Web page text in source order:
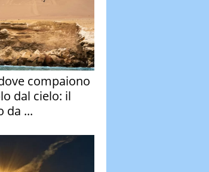
compaiono
dal cielo: il
da ...